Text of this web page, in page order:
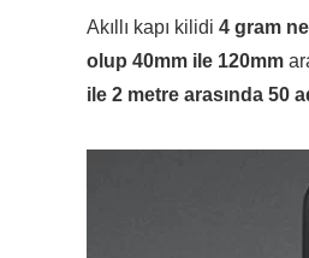
Akıllı kapı kilidi 4 gram
olup 40mm ile 120mm
ile 2 metre arasında 50